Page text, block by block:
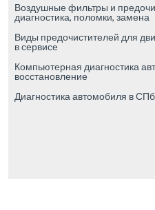
Воздушные фильтры и
диагностика, поломки, замена
Виды предочистителей для
в сервисе
Компьютерная диагностика
восстановление
Диагностика автомобиля в